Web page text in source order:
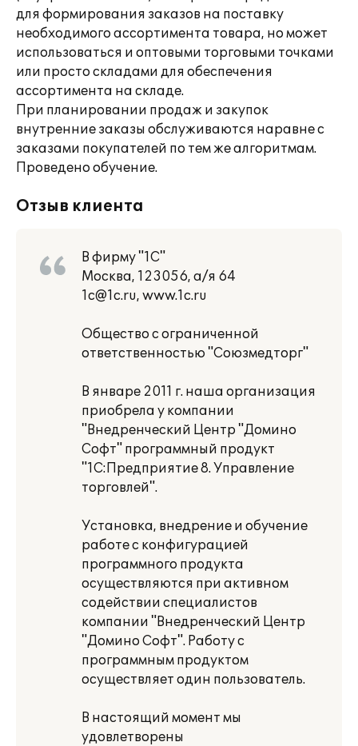
для формирования заказов на поставку
необходимого ассортимента товара, но может
использоваться и оптовыми торговыми точками
или просто складами для обеспечения
ассортимента на складе.
При планировании продаж и закупок
внутренние заказы обслуживаются наравне с
заказами покупателей по тем же алгоритмам.
Проведено обучение.
Отзыв клиента
В фирму "1С"
Москва, 123056, а/я 64
1c@1c.ru, www.1c.ru
Общество с ограниченной
ответственностью "Союзмедторг"
В январе 2011 г. наша организация
приобрела у компании
"Внедренческий Центр "Домино
Софт" программный продукт
"1С:Предприятие 8. Управление
торговлей".
Установка, внедрение и обучение
работе с конфигурацией
программного продукта
осуществляются при активном
содействии специалистов
компании "Внедренческий Центр
"Домино Софт". Работу с
программным продуктом
осуществляет один пользователь.
В настоящий момент мы
удовлетворены